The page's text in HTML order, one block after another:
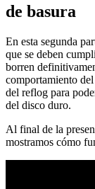
de basura
En esta segunda
que se deben
borren
comportamiento
del reflog para
del disco duro.
Al final de la
mostramos cómo